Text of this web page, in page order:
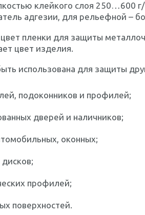
клейкого слоя 250…600
адгезии, для рельефной –
пленки для защиты
цвет изделия.
использована для защиты
подоконников и профилей;
дверей и наличников;
оконных;
профилей;
поверхностей.